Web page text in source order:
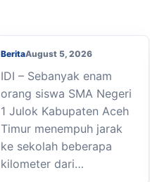
BeritaAugust 5, 2026
IDI – Sebanyak enam
orang siswa SMA Negeri
1 Julok Kabupaten Aceh
Timur menempuh jarak
ke sekolah beberapa
kilometer dari…